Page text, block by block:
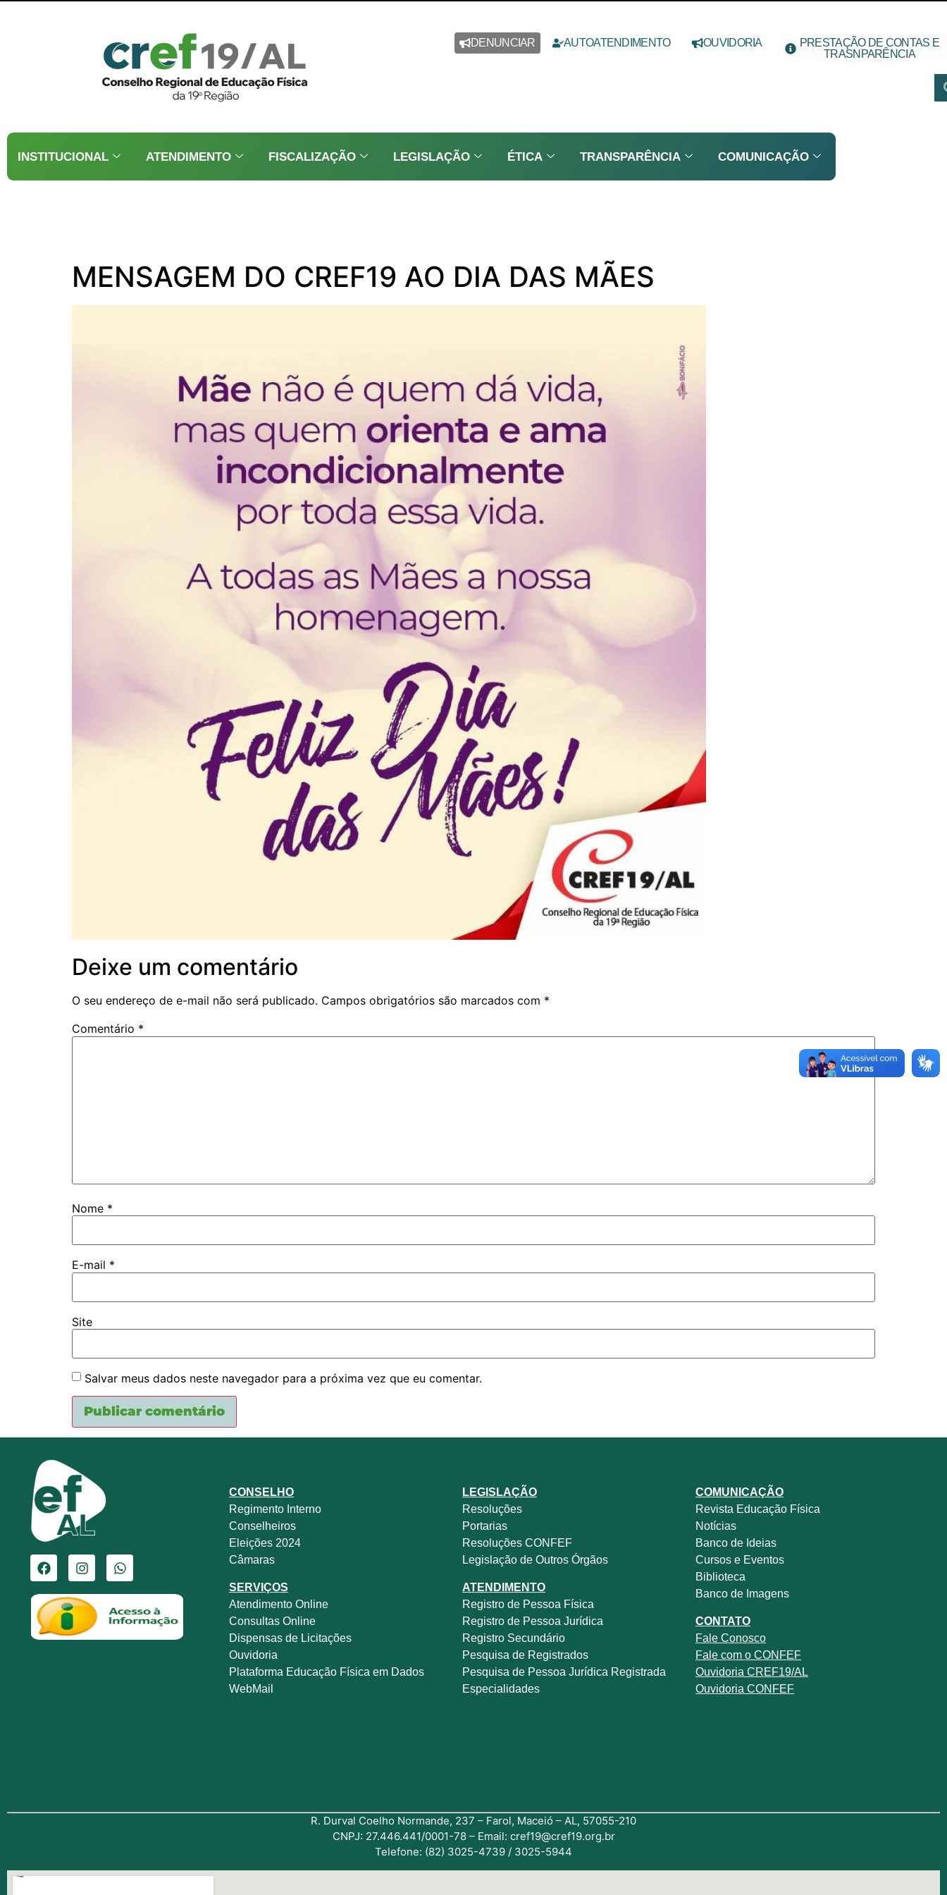
OUVIDORIA
DENUNCIAR AUTOATENDIMENTO
PRESTAÇÃO DE CONTAS E
TRASNPARÊNCIA
INSTITUCIONAL ATENDIMENTO FISCALIZAÇÃO LEGISLAÇÃO ÉTICA TRANSPARÊNCIA COMUNICAÇÃO
MENSAGEM DO CREF19 AO DIA DAS MÃES
Deixe um comentário
O seu endereço de e-mail não será publicado. Campos obrigatórios são marcados com *
Comentário *
Nome *
E-mail *
Site
Salvar meus dados neste navegador para a próxima vez que eu comentar.
CONSELHO
Regimento Interno
Conselheiros
Eleições 2024
Câmaras
SERVIÇOS
Atendimento Online
Consultas Online
Dispensas de Licitações
Ouvidoria
Plataforma Educação Física em Dados
WebMail
LEGISLAÇÃO
Resoluções
Portarias
Resoluções CONFEF
Legislação de Outros Órgãos
ATENDIMENTO
Registro de Pessoa Física
Registro de Pessoa Jurídica
Registro Secundário
Pesquisa de Registrados
Pesquisa de Pessoa Jurídica Registrada
Especialidades
COMUNICAÇÃO
Revista Educação Física
Notícias
Banco de Ideias
Cursos e Eventos
Biblioteca
Banco de Imagens
CONTATO
Fale Conosco
Fale com o CONFEF
Ouvidoria CREF19/AL
Ouvidoria CONFEF
R. Durval Coelho Normande, 237 – Farol, Maceió – AL, 57055-210
CNPJ: 27.446.441/0001-78 – Email: cref19@cref19.org.br
Telefone: (82) 3025-4739 / 3025-5944